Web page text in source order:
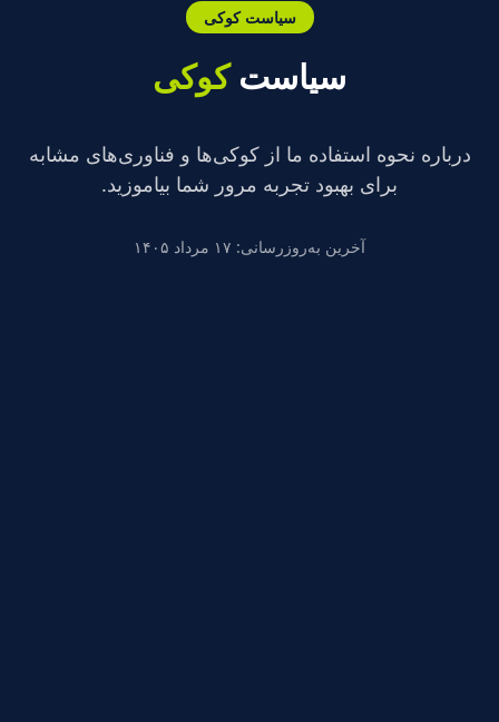
سیاست کوکی
سیاست کوکی
درباره نحوه استفاده ما از کوکی‌ها و فناوری‌های مشابه
برای بهبود تجربه مرور شما بیاموزید.
آخرین به‌روزرسانی: ۱۷ مرداد ۱۴۰۵